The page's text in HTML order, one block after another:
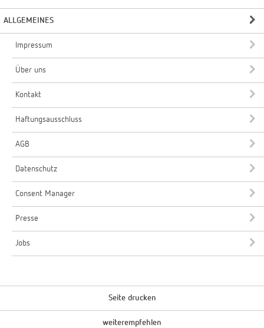
ALLGEMEINES
Impressum
Über uns
Kontakt
Haftungsausschluss
AGB
Datenschutz
Consent Manager
Presse
Jobs
Seite drucken
weiterempfehlen